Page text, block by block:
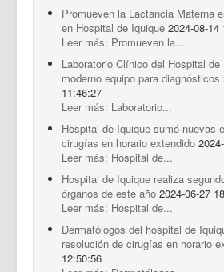
Promueven la Lactancia Materna
en Hospital de Iquique 2024-08-14
Leer más: Promueven la...
Laboratorio Clínico del Hospital
moderno equipo para diagnósticos
11:46:27
Leer más: Laboratorio...
Hospital de Iquique sumó nuevas
cirugías en horario extendido
Leer más: Hospital de...
Hospital de Iquique realiza
órganos de este año 2024-06-27
Leer más: Hospital de...
Dermatólogos del hospital de
resolución de cirugías en horario
12:50:56